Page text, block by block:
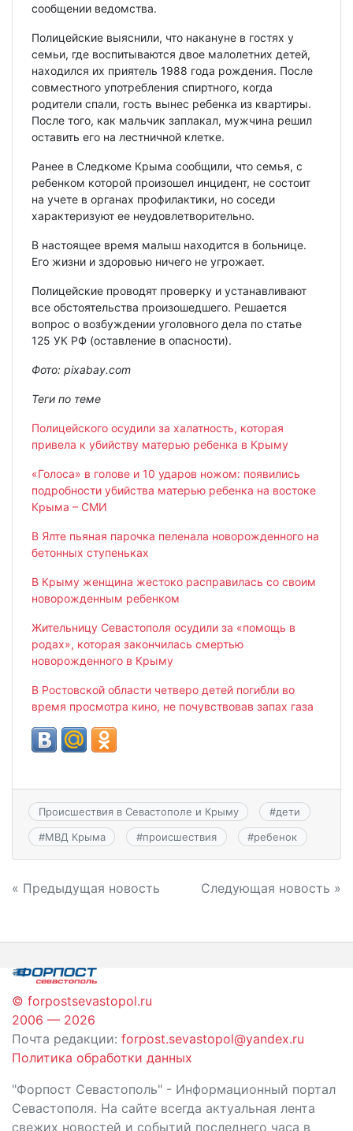
сообщении ведомства.
Полицейские выяснили, что накануне в гостях у
семьи, где воспитываются двое малолетних детей,
находился их приятель 1988 года рождения. После
совместного употребления спиртного, когда
родители спали, гость вынес ребенка из квартиры.
После того, как мальчик заплакал, мужчина решил
оставить его на лестничной клетке.
Ранее в Следкоме Крыма сообщили, что семья, с
ребенком которой произошел инцидент, не состоит
на учете в органах профилактики, но соседи
характеризуют ее неудовлетворительно.
В настоящее время малыш находится в больнице.
Его жизни и здоровью ничего не угрожает.
Полицейские проводят проверку и устанавливают
все обстоятельства произошедшего. Решается
вопрос о возбуждении уголовного дела по статье
125 УК РФ (оставление в опасности).
Фото: pixabay.com
Теги по теме
Полицейского осудили за халатность, которая
привела к убийству матерью ребенка в Крыму
«Голоса» в голове и 10 ударов ножом: появились
подробности убийства матерью ребенка на востоке
Крыма – СМИ
В Ялте пьяная парочка пеленала новорожденного на
бетонных ступеньках
В Крыму женщина жестоко расправилась со своим
новорожденным ребенком
Жительницу Севастополя осудили за «помощь в
родах», которая закончилась смертью
новорожденного в Крыму
В Ростовской области четверо детей погибли во
время просмотра кино, не почувствовав запах газа
Происшествия в Севастополе и Крыму #дети
#МВД Крыма #происшествия #ребенок
Навигация
записям
« Предыдущая новость Следующая новость »
© forpostsevastopol.ru
2006 — 2026
Почта редакции: forpost.sevastopol@yandex.ru
Политика обработки данных
"Форпост Севастополь" - Информационный портал
Севастополя. На сайте всегда актуальная лента
свежих новостей и событий последнего часа в